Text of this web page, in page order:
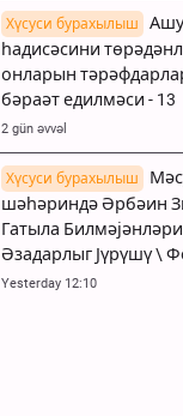
Хүсуси бурахылыш
һадисәсини
онларын
бәраәт едилмәси - 13
2 gün əvvəl
Хүсуси бурахылыш
шәһәриндә Әрбәин
Гатыла
Әзадарлыг Јүрүшү \
Yesterday 12:10